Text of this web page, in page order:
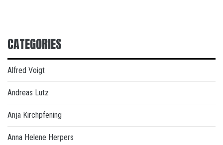
CATEGORIES
Alfred Voigt
Andreas Lutz
Anja Kirchpfening
Anna Helene Herpers